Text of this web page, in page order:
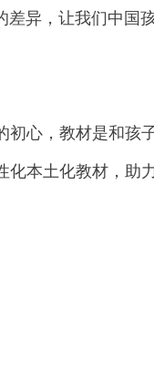
异，让我们中国
心，教材是和孩
本土化教材，助